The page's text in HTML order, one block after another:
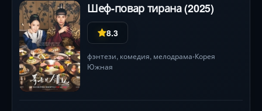
Шеф-повар тирана (2025)
8.3
фэнтези, комедия, мелодрама•Корея
Южная